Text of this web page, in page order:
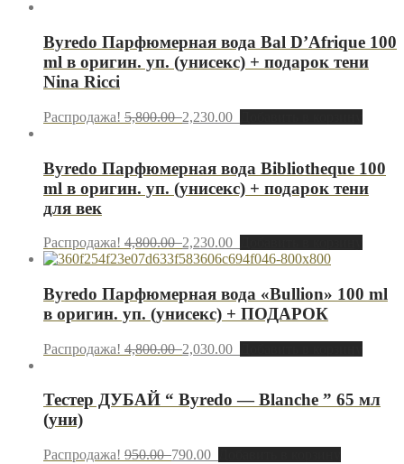
Byredo Парфюмерная вода Bal D’Afrique 100
ml в оригин. уп. (унисекс) + подарок тени
Nina Ricci
Распродажа! 5,800.002,230.00
Byredo Парфюмерная вода Bibliotheque 100
ml в оригин. уп. (унисекс) + подарок тени
для век
Распродажа! 4,800.002,230.00
Byredo Парфюмерная вода «Bullion» 100 ml
в оригин. уп. (унисекс) + ПОДАРОК
Распродажа! 4,800.002,030.00
Тестер ДУБАЙ “ Byredo — Blanche ” 65 мл
(уни)
Распродажа! 950.00790.00